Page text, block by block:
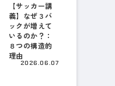
【サッカー講
義】なぜ３バ
ックが増えて
いるのか？：
８つの構造的
理由
2026.06.07